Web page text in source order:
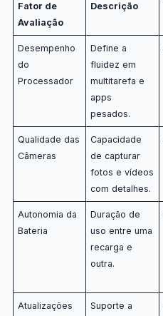
Fator de
Avaliação
Descrição
Desempenho
do
Processador
Define a
fluidez em
multitarefa e
apps
pesados.
Qualidade das
Câmeras
Capacidade
de capturar
fotos e vídeos
com detalhes.
Autonomia da
Bateria
Duração de
uso entre uma
recarga e
outra.
Atualizações
Suporte a